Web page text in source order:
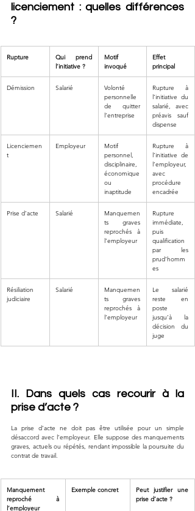
licenciement : quelles différences
?
Rupture
Qui prend
l’initiative ?
Motif
invoqué
Effet
principal
Démission Salarié
Volonté
personnelle
de quitter
l’entreprise
Rupture à
l’initiative du
salarié, avec
préavis sauf
dispense
Licenciemen
t
Employeur
Motif
personnel,
disciplinaire,
économique
ou
inaptitude
Rupture à
l’initiative de
l’employeur,
avec
procédure
encadrée
Prise d’acte Salarié
Manquemen
ts graves
reprochés à
l’employeur
Rupture
immédiate,
puis
qualification
par les
prud’homm
es
Résiliation
judiciaire
Salarié
Manquemen
ts graves
reprochés à
l’employeur
Le salarié
reste en
poste
jusqu’à la
décision du
juge
II. Dans quels cas recourir à la
prise d’acte ?
La prise d’acte ne doit pas être utilisée pour un simple
désaccord avec l’employeur. Elle suppose des manquements
graves, actuels ou répétés, rendant impossible la poursuite du
contrat de travail.
Manquement
reproché à
l’employeur
Exemple concret
Peut justifier une
prise d’acte ?